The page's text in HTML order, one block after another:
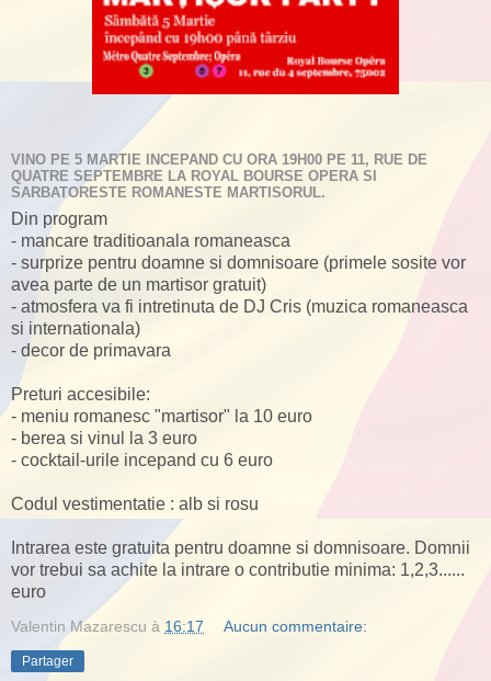
VINO PE 5 MARTIE INCEPAND CU ORA 19H00 PE 11, RUE DE
QUATRE SEPTEMBRE LA ROYAL BOURSE OPERA SI
SARBATORESTE ROMANESTE MARTISORUL.
Din program
- mancare traditioanala romaneasca
- surprize pentru doamne si domnisoare (primele sosite vor
avea parte de un martisor gratuit)
- atmosfera va fi intretinuta de DJ Cris (muzica romaneasca
si internationala)
- decor de primavara
Preturi accesibile:
- meniu romanesc "martisor" la 10 euro
- berea si vinul la 3 euro
- cocktail-urile incepand cu 6 euro
Codul vestimentatie : alb si rosu
Intrarea este gratuita pentru doamne si domnisoare. Domnii
vor trebui sa achite la intrare o contributie minima: 1,2,3......
euro
Valentin Mazarescu à 16:17 Aucun commentaire:
Partager